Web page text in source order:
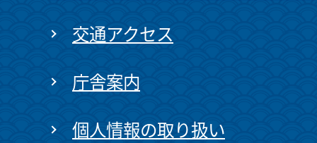
交通アクセス
庁舎案内
個人情報の取り扱い